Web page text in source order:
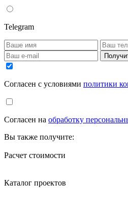
Telegram
Cогласен с условиями политики
Cогласен на обработку
Вы также получите:
Расчет стоимости
Каталог проектов